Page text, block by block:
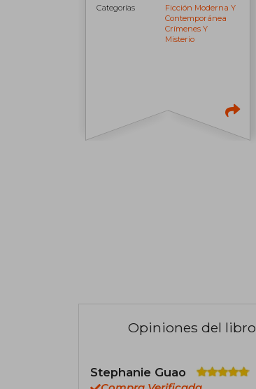
Categorías
Ficción Moderna Y
Contemporánea
Crímenes Y
Misterio
Opiniones del libro
Stephanie Guao